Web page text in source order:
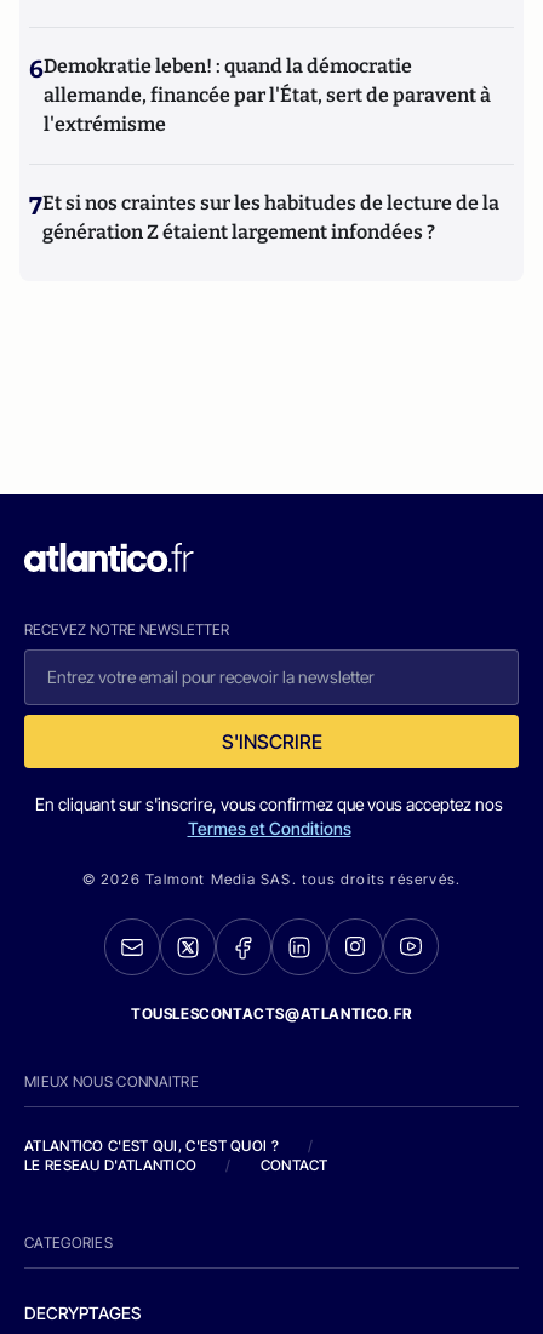
6Demokratie leben! : quand la démocratie
allemande, financée par l'État, sert de paravent à
l'extrémisme
7Et si nos craintes sur les habitudes de lecture de la
génération Z étaient largement infondées ?
RECEVEZ NOTRE NEWSLETTER
S'INSCRIRE
En cliquant sur s'inscrire, vous confirmez que vous acceptez nos
Termes et Conditions
© 2026 Talmont Media SAS. tous droits réservés.
TOUSLESCONTACTS@ATLANTICO.FR
MIEUX NOUS CONNAITRE
ATLANTICO C'EST QUI, C'EST QUOI ?
/
LE RESEAU D'ATLANTICO
/ CONTACT
CATEGORIES
DECRYPTAGES